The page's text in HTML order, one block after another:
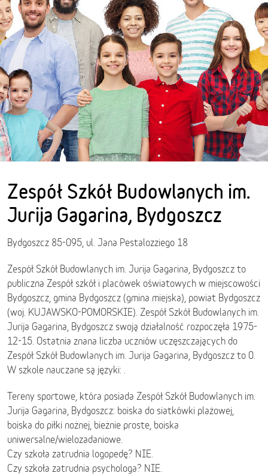
Zespół Szkół Budowlanych im.
Jurija Gagarina, Bydgoszcz
Bydgoszcz 85-095, ul. Jana Pestalozziego 18
Zespół Szkół Budowlanych im. Jurija Gagarina, Bydgoszcz to
publiczna Zespół szkół i placówek oświatowych w miejscowości
Bydgoszcz, gmina Bydgoszcz (gmina miejska), powiat Bydgoszcz
(woj. KUJAWSKO-POMORSKIE). Zespół Szkół Budowlanych im.
Jurija Gagarina, Bydgoszcz swoją działalność rozpoczęła 1975-
12-15. Ostatnia znana liczba uczniów uczęszczających do
Zespół Szkół Budowlanych im. Jurija Gagarina, Bydgoszcz to 0.
W szkole nauczane są języki: .
Tereny sportowe, która posiada Zespół Szkół Budowlanych im.
Jurija Gagarina, Bydgoszcz: boiska do siatkówki plażowej,
boiska do piłki nożnej, bieżnie proste, boiska
uniwersalne/wielozadaniowe.
Czy szkoła zatrudnia logopedę? NIE.
Czy szkoła zatrudnia psychologa? NIE.